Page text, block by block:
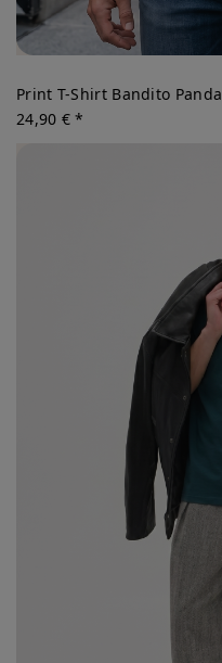
Print T-Shirt Bandito Panda
24,90 € *